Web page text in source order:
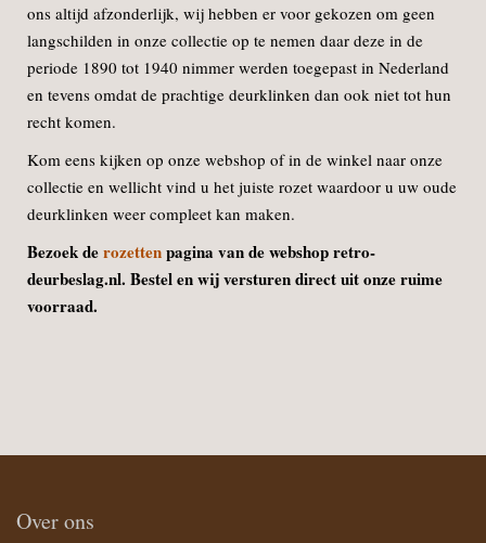
ons altijd afzonderlijk, wij hebben er voor gekozen om geen
langschilden in onze collectie op te nemen daar deze in de
periode 1890 tot 1940 nimmer werden toegepast in Nederland
en tevens omdat de prachtige deurklinken dan ook niet tot hun
recht komen.
Kom eens kijken op onze webshop of in de winkel naar onze
collectie en wellicht vind u het juiste rozet waardoor u uw oude
deurklinken weer compleet kan maken.
Bezoek derozettenpagina van de webshop retro-
deurbeslag.nl. Bestel en wij versturen direct uit onze ruime
voorraad.
Over ons